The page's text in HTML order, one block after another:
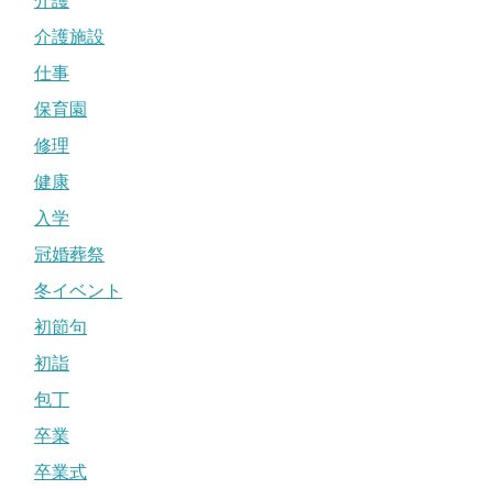
介護施設
仕事
保育園
修理
健康
入学
冠婚葬祭
冬イベント
初節句
初詣
包丁
卒業
卒業式